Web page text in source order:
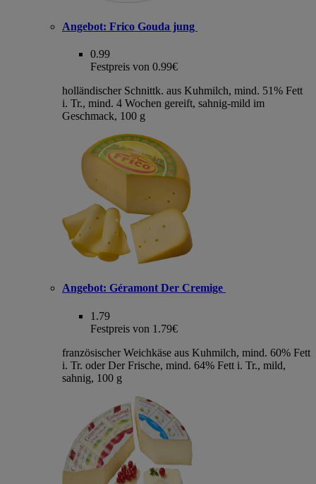
Angebot: Frico Gouda jung
0.99
Festpreis von 0.99€
holländischer Schnittk. aus Kuhmilch, mind. 51% Fett
i. Tr., mind. 4 Wochen gereift, sahnig-mild im
Geschmack, 100 g
Angebot: Géramont Der Cremige
1.79
Festpreis von 1.79€
französischer Weichkäse aus Kuhmilch, mind. 60% Fett
i. Tr. oder Der Frische, mind. 64% Fett i. Tr., mild,
sahnig, 100 g